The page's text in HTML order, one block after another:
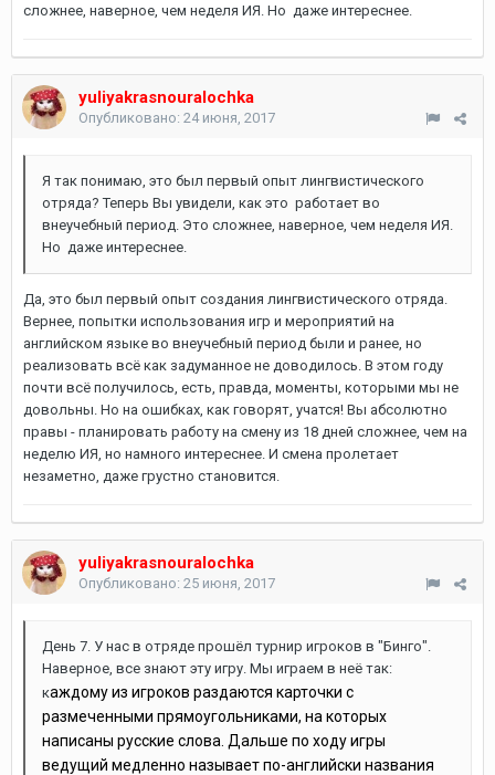
сложнее, наверное, чем неделя ИЯ. Но даже интереснее.
yuliyakrasnouralochka
Опубликовано: 24 июня, 2017
Я так понимаю, это был первый опыт лингвистического
отряда? Теперь Вы увидели, как это работает во
внеучебный период. Это сложнее, наверное, чем неделя ИЯ.
Но даже интереснее.
Да, это был первый опыт создания лингвистического отряда.
Вернее, попытки использования игр и мероприятий на
английском языке во внеучебный период были и ранее, но
реализовать всё как задуманное не доводилось. В этом году
почти всё получилось, есть, правда, моменты, которыми мы не
довольны. Но на ошибках, как говорят, учатся! Вы абсолютно
правы - планировать работу на смену из 18 дней сложнее, чем на
неделю ИЯ, но намного интереснее. И смена пролетает
незаметно, даже грустно становится.
yuliyakrasnouralochka
Опубликовано: 25 июня, 2017
День 7. У нас в отряде прошёл турнир игроков в "Бинго".
Наверное, все знают эту игру. Мы играем в неё так:
каждому из игроков раздаются карточки с
размеченными прямоугольниками, на которых
написаны русские слова. Дальше по ходу игры
ведущий медленно называет по-английски названия